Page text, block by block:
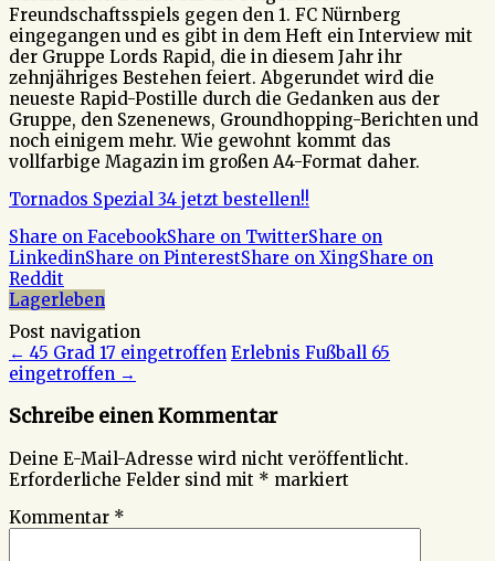
Freundschaftsspiels gegen den 1. FC Nürnberg
eingegangen und es gibt in dem Heft ein Interview mit
der Gruppe Lords Rapid, die in diesem Jahr ihr
zehnjähriges Bestehen feiert. Abgerundet wird die
neueste Rapid-Postille durch die Gedanken aus der
Gruppe, den Szenenews, Groundhopping-Berichten und
noch einigem mehr. Wie gewohnt kommt das
vollfarbige Magazin im großen A4-Format daher.
Tornados Spezial 34 jetzt bestellen!!
Share on FacebookShare on TwitterShare on
LinkedinShare on PinterestShare on XingShare on
Reddit
Lagerleben
Post navigation
← 45 Grad 17 eingetroffen Erlebnis Fußball 65
eingetroffen →
Schreibe einen Kommentar
Deine E-Mail-Adresse wird nicht veröffentlicht.
Erforderliche Felder sind mit * markiert
Kommentar *